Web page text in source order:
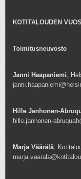
KOTITALOUDEN
Toimitusneuvosto
Janni Haapaniemi ,
Hille Janhonen-
hille.janhonen-
Marja Väärälä,